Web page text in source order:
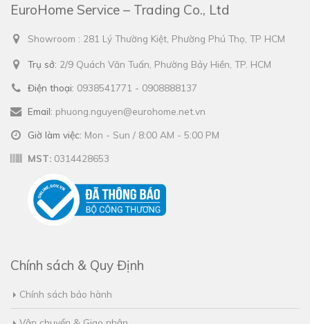
EuroHome Service – Trading Co., Ltd
Showroom : 281 Lý Thường Kiệt, Phường Phú Thọ, TP HCM
Trụ sở: 2/9 Quách Văn Tuấn, Phường Bảy Hiền, TP. HCM
Điện thoại: 0938541771 - 0908888137
Email: phuong.nguyen@eurohome.net.vn
Giờ làm việc: Mon - Sun / 8:00 AM - 5:00 PM
MST: 0314428653
Chính sách & Quy Định
Chính sách bảo hành